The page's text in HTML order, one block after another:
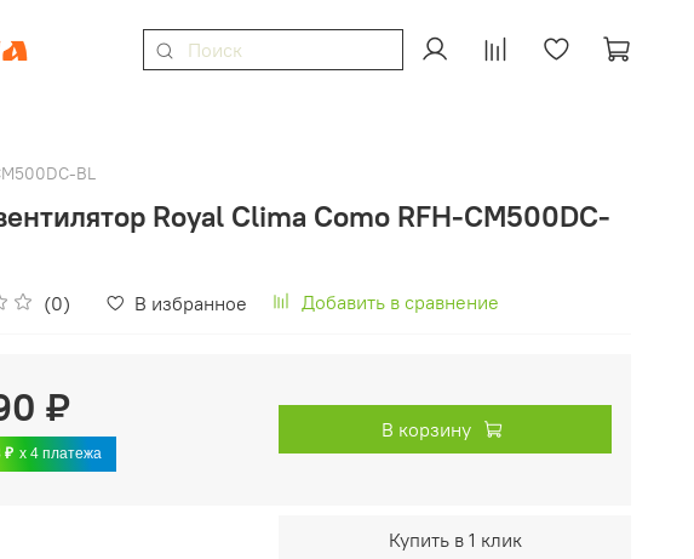
BL
Royal Clima Como RFH-CM500DC-
(0) В избранное Добавить в сравнение
₽
₽ x 4 платежа
В корзину
Купить в 1 клик